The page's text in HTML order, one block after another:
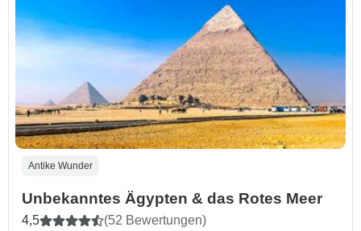
Antike Wunder
Unbekanntes Ägypten & das Rotes Meer
4,5 (52 Bewertungen)